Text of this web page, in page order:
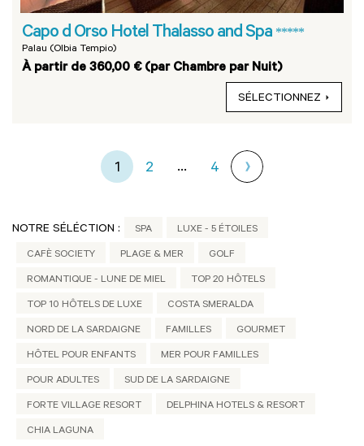
Capo d Orso Hotel Thalasso and Spa *****
Palau (Olbia Tempio)
À partir de 360,00 € (par Chambre par Nuit)
SÉLECTIONNEZ
1 2 ... 4
NOTRE SÉLÉCTION : SPA LUXE - 5 ÉTOILES
CAFÈ SOCIETY PLAGE & MER GOLF
ROMANTIQUE - LUNE DE MIEL TOP 20 HÔTELS
TOP 10 HÔTELS DE LUXE COSTA SMERALDA
NORD DE LA SARDAIGNE FAMILLES GOURMET
HÔTEL POUR ENFANTS MER POUR FAMILLES
POUR ADULTES SUD DE LA SARDAIGNE
FORTE VILLAGE RESORT DELPHINA HOTELS & RESORT
CHIA LAGUNA